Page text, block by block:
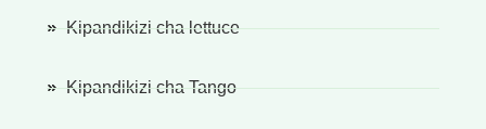
Kipandikizi cha lettuce
Kipandikizi cha Tango